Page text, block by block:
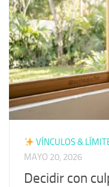
VÍNCULOS &
MAYO 20, 2026
Decidir con